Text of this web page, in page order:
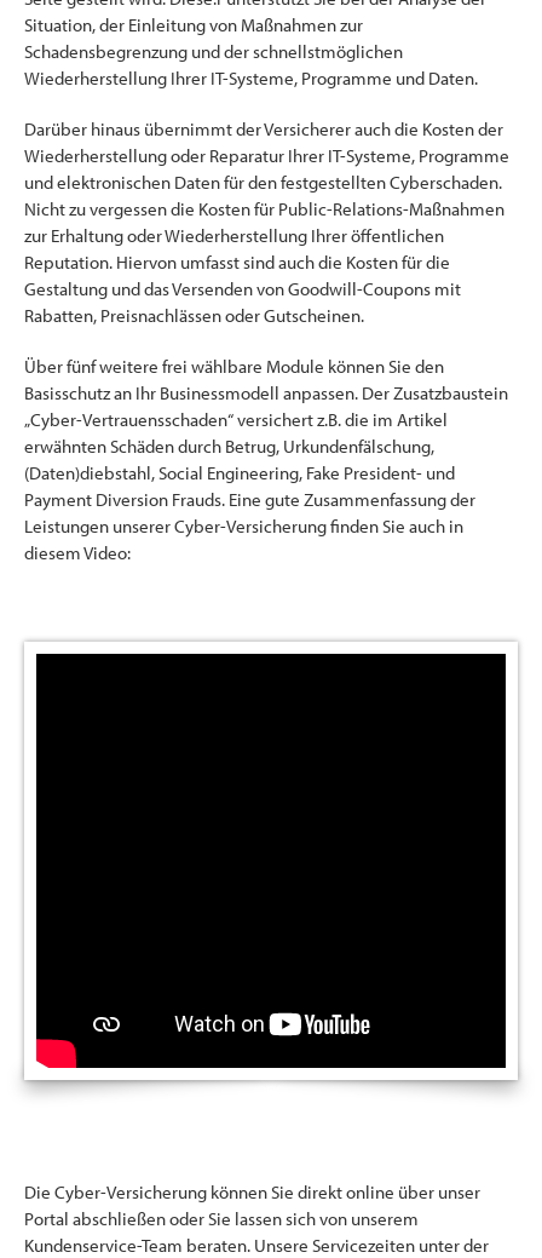
Situation, der Einleitung von Maßnahmen zur
Schadensbegrenzung und der schnellstmöglichen
Wiederherstellung Ihrer IT-Systeme, Programme und Daten.
Darüber hinaus übernimmt der Versicherer auch die Kosten der
Wiederherstellung oder Reparatur Ihrer IT-Systeme, Programme
und elektronischen Daten für den festgestellten Cyberschaden.
Nicht zu vergessen die Kosten für Public-Relations-Maßnahmen
zur Erhaltung oder Wiederherstellung Ihrer öffentlichen
Reputation. Hiervon umfasst sind auch die Kosten für die
Gestaltung und das Versenden von Goodwill-Coupons mit
Rabatten, Preisnachlässen oder Gutscheinen.
Über fünf weitere frei wählbare Module können Sie den
Basisschutz an Ihr Businessmodell anpassen. Der Zusatzbaustein
„Cyber-Vertrauensschaden“ versichert z.B. die im Artikel
erwähnten Schäden durch Betrug, Urkundenfälschung,
(Daten)diebstahl, Social Engineering, Fake President- und
Payment Diversion Frauds. Eine gute Zusammenfassung der
Leistungen unserer Cyber-Versicherung finden Sie auch in
diesem Video:
Die Cyber-Versicherung können Sie direkt online über unser
Portal abschließen oder Sie lassen sich von unserem
Kundenservice-Team beraten. Unsere Servicezeiten unter der